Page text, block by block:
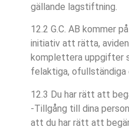
gällande lagstiftning.
12.2 G.C. AB kommer
initiativ att rätta,
komplettera uppgifter
felaktiga, ofullständiga
12.3 Du har rätt att
-Tillgång till dina
att du har rätt att